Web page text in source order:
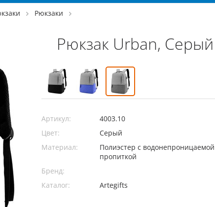
Рюкзаки
Рюкзак Urban, Серый
Артикул:
4003.10
Цвет:
Серый
Материал:
Полиэстер с водонепроницаемой
пропиткой
Бренд:
Каталог:
Artegifts